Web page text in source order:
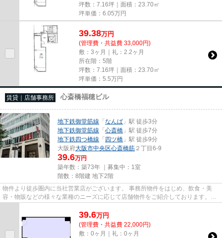
坪数：7.16坪｜面積：23.70㎡
坪単価： 6.05万円
39.38万円
(管理費・共益費 33,000円)
敷：3ヶ月｜礼：2.2ヶ月
所在階：5階
坪数：7.16坪｜面積：23.70㎡
坪単価： 5.5万円
賃貸｜店舗事務所 心斎橋福穂ビル
地下鉄御堂筋線 「なんば 」駅 徒歩3分
地下鉄御堂筋線 「心斎橋 」駅 徒歩7分
地下鉄四つ橋線 「四ツ橋 」駅 徒歩9分
大阪府大阪市中央区心斎橋筋 ２丁目6-9
39.6万円
築年数：築73年 ｜募集中： 1室
階数：8階建 地下2階
物件より徒歩圏内に当社営業店がございます。 事務所物件をはじめ、飲食・美
容・物販などの様々な業種のニーズに応じて店舗物件をご紹介しております。
尚、弊社ではおとり広告は一切...
39.6万円
(管理費・共益費 22,000円)
敷：0ヶ月｜礼：0ヶ月